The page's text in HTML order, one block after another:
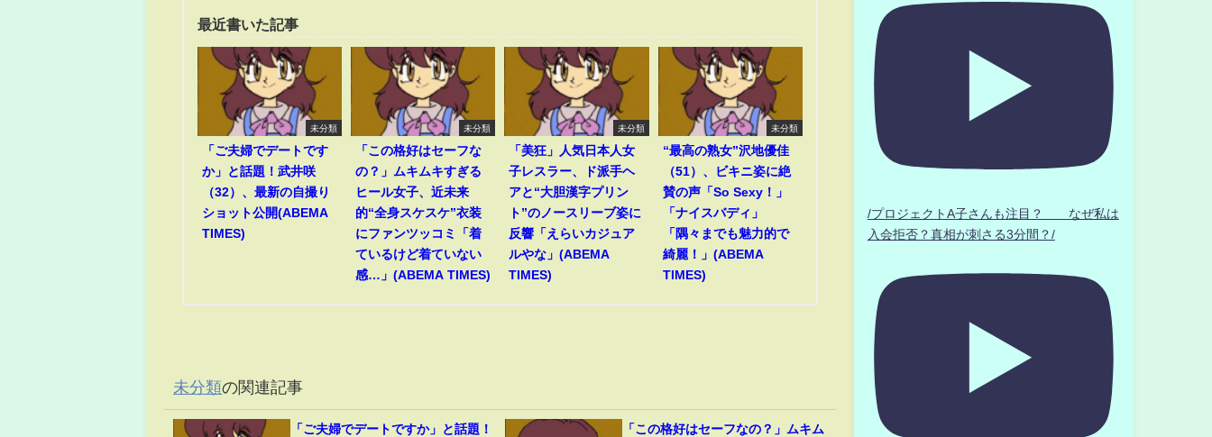
最近書いた記事
未分類
「ご夫婦でデートです
か」と話題！武井咲
（32）、最新の自撮り
ショット公開(ABEMA
TIMES)
未分類
「この格好はセーフな
の？」ムキムキすぎる
ヒール女子、近未来
的“全身スケスケ”衣装
にファンツッコミ「着
ているけど着ていない
感…」(ABEMA TIMES)
未分類
「美狂」人気日本人女
子レスラー、ド派手ヘ
アと“大胆漢字プリン
ト”のノースリーブ姿に
反響「えらいカジュア
ルやな」(ABEMA
TIMES)
未分類
“最高の熟女”沢地優佳
（51）、ビキニ姿に絶
賛の声「So Sexy！」
「ナイスバディ」
「隅々までも魅力的で
綺麗！」(ABEMA
TIMES)
未分類の関連記事
「ご夫婦でデートですか」と話題！
「この格好はセーフなの？」ムキム
/プロジェクトA子さんも注目？ なぜ私は
入会拒否？真相が刺さる3分間？/